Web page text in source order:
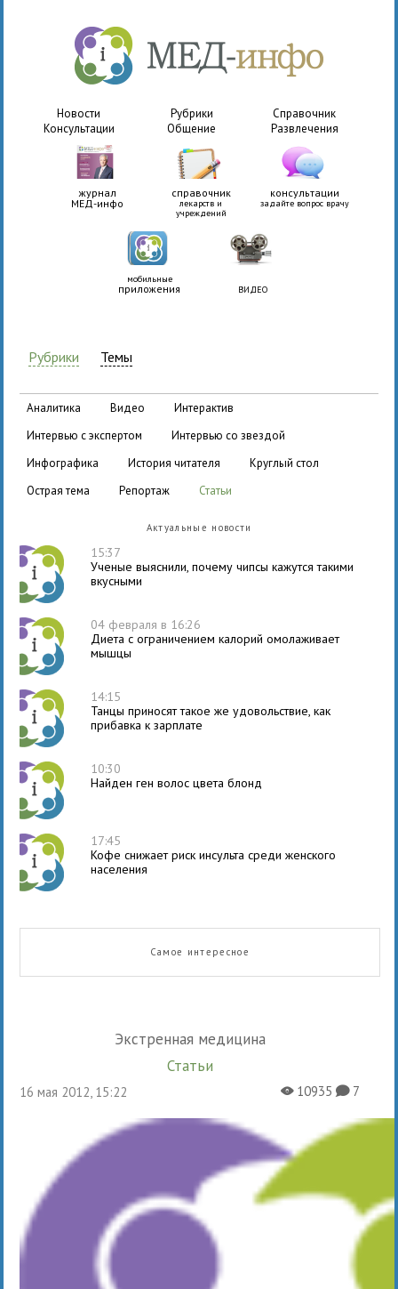
Новости Рубрики
Справочник
Консультации
Общение Развлечения
журнал
МЕД-инфо
справочник
лекарств и
учреждений
консультации
задайте вопрос врачу
мобильные
приложения ВИДЕО
Рубрики Темы
аналитика видео
интерактив
интервью с экспертом
интервью со звездой
инфографика
история читателя
круглый стол
острая тема
репортаж статьи
Актуальные новости
15:37
Ученые выяснили, почему чипсы кажутся такими
вкусными
04 февраля в 16:26
Диета с ограничением калорий омолаживает
мышцы
14:15
Танцы приносят такое же удовольствие, как
прибавка к зарплате
10:30
Найден ген волос цвета блонд
17:45
Кофе снижает риск инсульта среди женского
населения
Самое интересное
Экстренная медицина
Статьи
16 мая 2012, 15:22 X10935K7